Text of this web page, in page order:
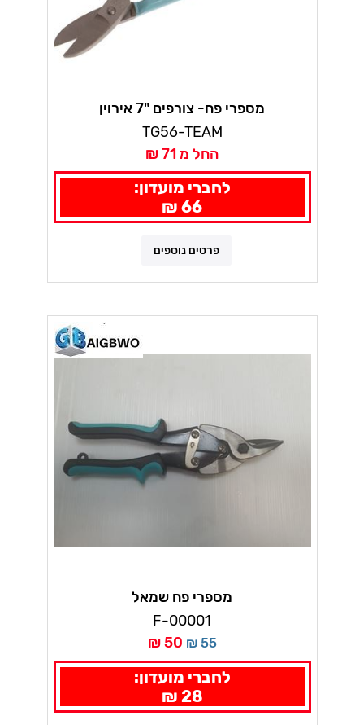
מספרי פח- צורפים "7 אירוין
TG56-TEAM
החל מ 71 ₪
לחברי מועדון:
66 ₪
פרטים נוספים
מספרי פח שמאל
F-00001
55 ₪
50 ₪
לחברי מועדון:
28 ₪